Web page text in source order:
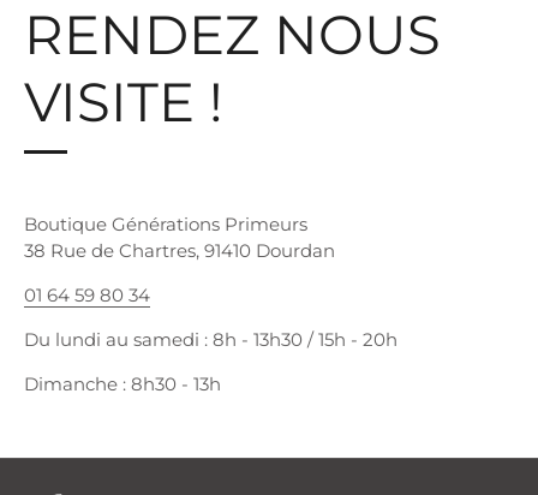
RENDEZ NOUS
VISITE !
Boutique Générations Primeurs
38 Rue de Chartres, 91410 Dourdan
01 64 59 80 34
Du lundi au samedi : 8h - 13h30 / 15h - 20h
Dimanche : 8h30 - 13h